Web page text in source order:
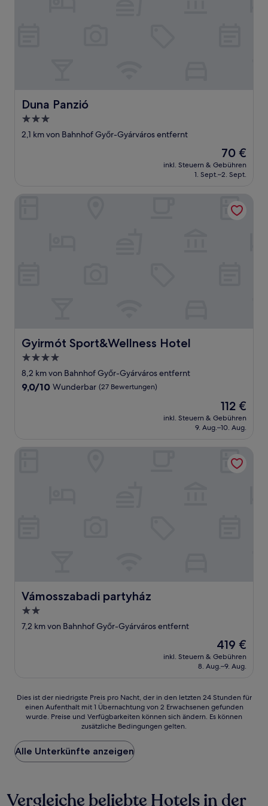
Duna Panzió
Duna Panzió
3.0-
Sterne-
2,1 km von Bahnhof Győr-Gyárváros entfernt
Der
Preis
beträgt
70 €
inkl. Steuern & Gebühren
1. Sept.–2. Sept.
Gyirmót Sport&Wellness Hotel
Gyirmót Sport&Wellness Hotel
4.0-
Sterne-
Unterkunft
8,2 km von Bahnhof Győr-Gyárváros entfernt
9.0
9,0/10 Wunderbar (27 Bewertungen)
Der
Preis
beträgt
112 €
inkl. Steuern & Gebühren
9. Aug.–10. Aug.
Vámosszabadi partyház
Vámosszabadi partyház
2.0-
Sterne-
7,2 km von Bahnhof Győr-Gyárváros entfernt
Der
Preis
beträgt
419 €
inkl. Steuern & Gebühren
8. Aug.–9. Aug.
Dies
der
Preis
pro
Nacht,
den
Dies ist der niedrigste Preis pro Nacht, der in den letzten 24 Stunden für
einen Aufenthalt mit 1 Übernachtung von 2 Erwachsenen gefunden
wurde. Preise und Verfügbarkeiten können sich ändern. Es können
zusätzliche Bedingungen gelten.
Alle Unterkünfte anzeigen
Vergleiche beliebte Hotels in der